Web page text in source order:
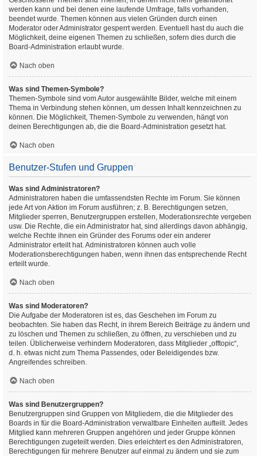
werden kann und bei denen eine laufende Umfrage, falls vorhanden,
beendet wurde. Themen können aus vielen Gründen durch einen
Moderator oder Administrator gesperrt werden. Eventuell hast du auch die
Möglichkeit, deine eigenen Themen zu schließen, sofern dies durch die
Board-Administration erlaubt wurde.
Nach oben
Was sind Themen-Symbole?
Themen-Symbole sind vom Autor ausgewählte Bilder, welche mit einem
Thema in Verbindung stehen können, um dessen Inhalt kennzeichnen zu
können. Die Möglichkeit, Themen-Symbole zu verwenden, hängt von
deinen Berechtigungen ab, die die Board-Administration gesetzt hat.
Nach oben
Benutzer-Stufen und Gruppen
Was sind Administratoren?
Administratoren haben die umfassendsten Rechte im Forum. Sie können
jede Art von Aktion im Forum ausführen; z. B. Berechtigungen setzen,
Mitglieder sperren, Benutzergruppen erstellen, Moderationsrechte vergeben
usw. Die Rechte, die ein Administrator hat, sind allerdings davon abhängig,
welche Rechte ihnen ein Gründer des Forums oder ein anderer
Administrator erteilt hat. Administratoren können auch volle
Moderationsberechtigungen haben, wenn ihnen das entsprechende Recht
erteilt wurde.
Nach oben
Was sind Moderatoren?
Die Aufgabe der Moderatoren ist es, das Geschehen im Forum zu
beobachten. Sie haben das Recht, in ihrem Bereich Beiträge zu ändern und
zu löschen und Themen zu schließen, zu öffnen, zu verschieben und zu
teilen. Üblicherweise verhindern Moderatoren, dass Mitglieder „offtopic“,
d. h. etwas nicht zum Thema Passendes, oder Beleidigendes bzw.
Angreifendes schreiben.
Nach oben
Was sind Benutzergruppen?
Benutzergruppen sind Gruppen von Mitgliedern, die die Mitglieder des
Boards in für die Board-Administration verwaltbare Einheiten aufteilt. Jedes
Mitglied kann mehreren Gruppen angehören und jeder Gruppe können
Berechtigungen zugeteilt werden. Dies erleichtert es den Administratoren,
Berechtigungen für mehrere Benutzer auf einmal zu ändern und sie zum